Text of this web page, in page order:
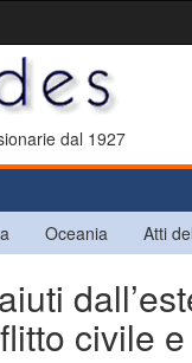
dal 1927
Oceania Atti
civile